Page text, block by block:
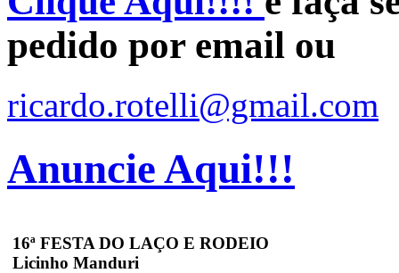
pedido por email ou
ricardo.rotelli@gmail.com
Anuncie Aqui!!!
16ª FESTA DO LAÇO E RODEIO
Licinho Manduri